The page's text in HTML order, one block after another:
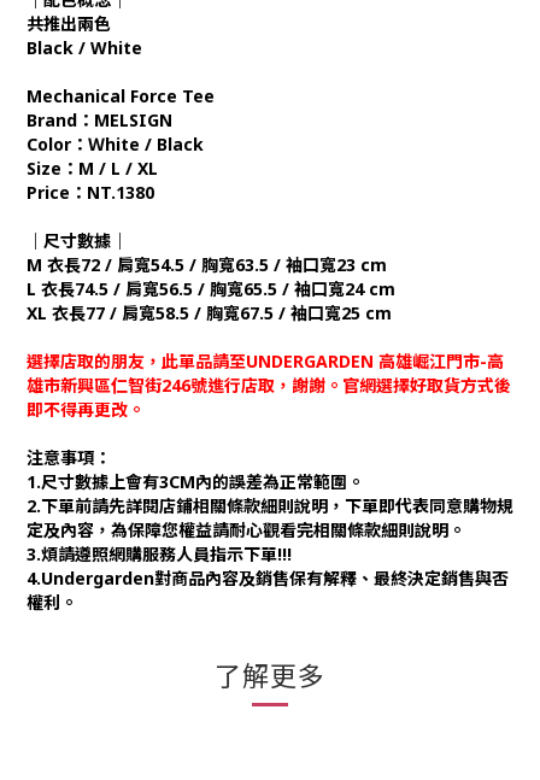
共推出兩色
Black / White
Mechanical Force Tee
Brand：MELSIGN
Color：Ｗhite / Black
Size：M / L / XL
Price：NT.1380
｜尺寸數據｜
M 衣長72 / 肩寬54.5 / 胸寬63.5 / 袖口寬23 cm
L 衣長74.5 / 肩寬56.5 / 胸寬65.5 / 袖口寬24 cm
XL 衣長77 / 肩寬58.5 / 胸寬67.5 / 袖口寬25 cm
選擇店取的朋友，此單品請至UNDERGARDEN 高雄崛江門市-高
雄市新興區仁智街246號進行店取，謝謝。官網選擇好取貨方式後
即不得再更改。
注意事項：
1.尺寸數據上會有3CM內的誤差為正常範圍。
2.下單前請先詳閱店鋪相關條款細則說明，下單即代表同意購物規
定及內容，為保障您權益請耐心觀看完相關條款細則說明。
3.煩請遵照網購服務人員指示下單!!!
4.Undergarden對商品內容及銷售保有解釋、最終決定銷售與否
權利。
了解更多